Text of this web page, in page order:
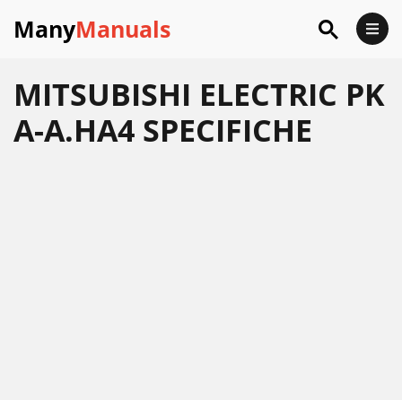
ManyManuals
MITSUBISHI ELECTRIC PK
A-A.HA4 SPECIFICHE